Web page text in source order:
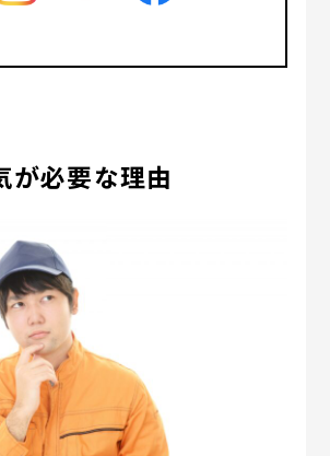
が必要な理由